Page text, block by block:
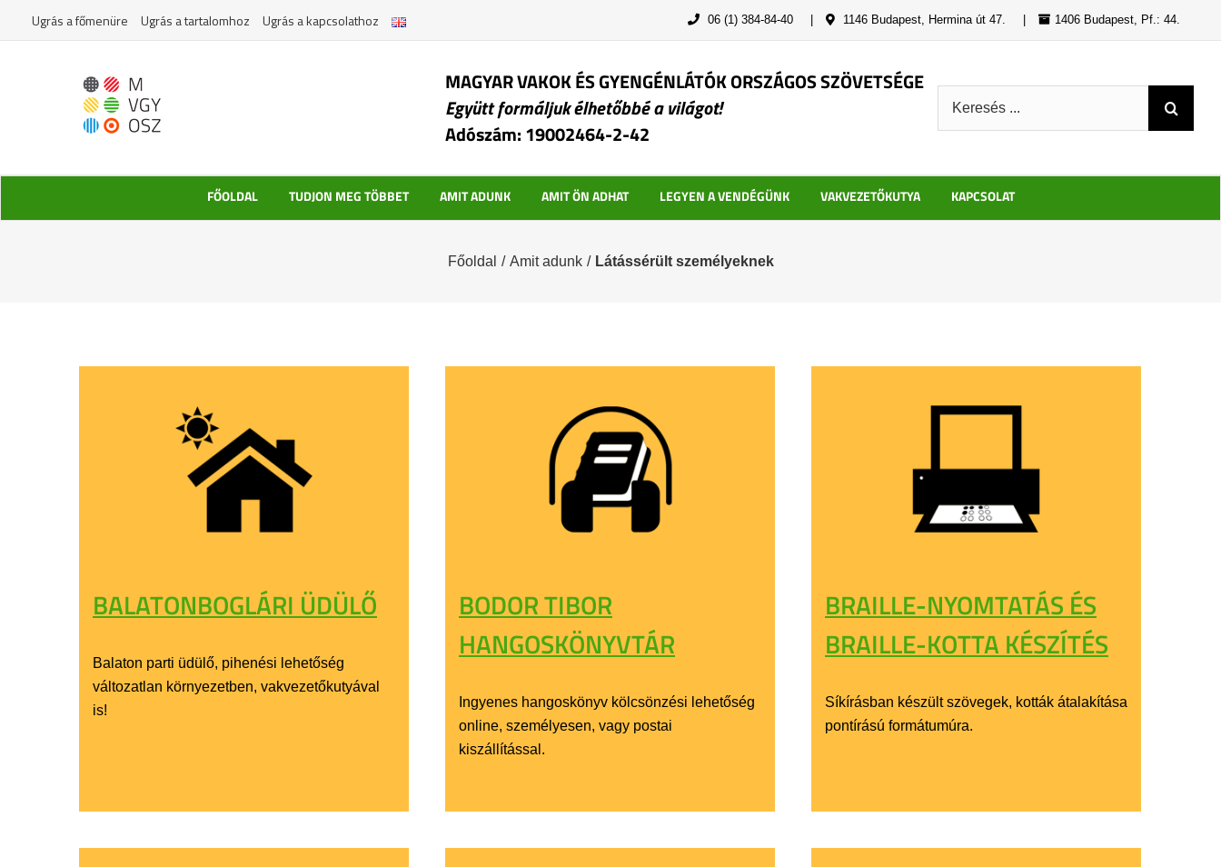
Ugrás a főmenüre Ugrás a tartalomhoz Ugrás a kapcsolathoz 06 (1) 384-84-40 1146 Budapest, Hermina út 47. 1406 Budapest, Pf.: 44.
MAGYAR VAKOK ÉS GYENGÉNLÁTÓK ORSZÁGOS SZÖVETSÉGE
Együtt formáljuk élhetőbbé a világot!
Adószám: 19002464-2-42
FŐOLDAL TUDJON MEG TÖBBET AMIT ADUNK AMIT ÖN ADHAT LEGYEN A VENDÉGÜNK VAKVEZETŐKUTYA KAPCSOLAT
Főoldal / Amit adunk / Látássérült személyeknek
BALATONBOGLÁRI ÜDÜLŐ
Balaton parti üdülő, pihenési lehetőség
változatlan környezetben, vakvezetőkutyával
is!
BODOR TIBOR
HANGOSKÖNYVTÁR
Ingyenes hangoskönyv kölcsönzési lehetőség
online, személyesen, vagy postai
kiszállítással.
BRAILLE-NYOMTATÁS ÉS
BRAILLE-KOTTA KÉSZÍTÉS
Síkírásban készült szövegek, kották átalakítása
pontírású formátumúra.